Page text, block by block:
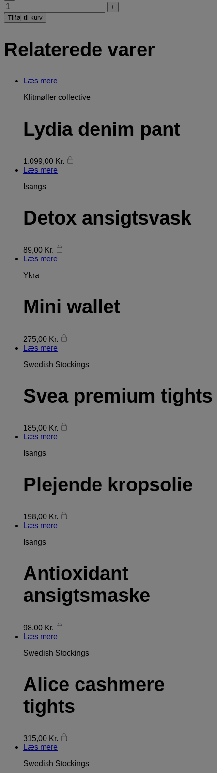
+
Tilføj til kurv
Relaterede varer
Læs mere
Klitmøller collective
Lydia denim pant
1.099,00 Kr.
Læs mere
Isangs
Detox ansigtsvask
89,00 Kr.
Læs mere
Ykra
Mini wallet
275,00 Kr.
Læs mere
Swedish Stockings
Svea premium tights
185,00 Kr.
Læs mere
Isangs
Plejende kropsolie
198,00 Kr.
Læs mere
Isangs
Antioxidant
ansigtsmaske
98,00 Kr.
Læs mere
Swedish Stockings
Alice cashmere
tights
315,00 Kr.
Læs mere
Swedish Stockings